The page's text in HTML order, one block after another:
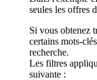
seules les offres
Si vous obtenez
certains mots-
recherche.
Les filtres
suivante :